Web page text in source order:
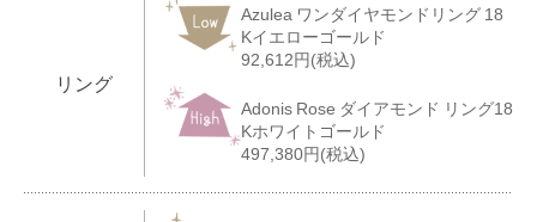
リング
Azulea ワンダイヤモンドリング 18
Kイエローゴールド
92,612円(税込)
Adonis Rose ダイアモンド リング18
Kホワイトゴールド
497,380円(税込)